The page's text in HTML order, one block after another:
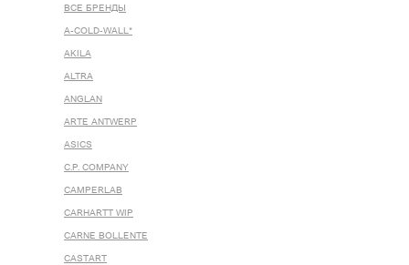
ВСЕ БРЕНДЫ
A-COLD-WALL*
AKILA
ALTRA
ANGLAN
ARTE ANTWERP
ASICS
C.P. COMPANY
CAMPERLAB
CARHARTT WIP
CARNE BOLLENTE
CASTART